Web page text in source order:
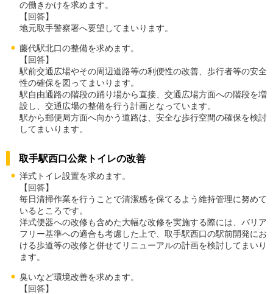
の働きかけを求めます。
【回答】
地元取手警察署へ要望してまいります。
藤代駅北口の整備を求めます。
【回答】
駅前交通広場やその周辺道路等の利便性の改善、歩行者等の安全
性の確保を図ってまいります。
駅自由通路の階段の踊り場から直接、交通広場方面への階段を増
設し、交通広場の整備を行う計画となっています。
駅から郵便局方面へ向かう道路は、安全な歩行空間の確保を検討
してまいります。
取手駅西口公衆トイレの改善
洋式トイレ設置を求めます。
【回答】
毎日清掃作業を行うことで清潔感を保てるよう維持管理に努めて
いるところです。
洋式便器への改修も含めた大幅な改修を実施する際には、バリア
フリー基準への適合も考慮した上で、取手駅西口の駅前開発にお
ける歩道等の改修と併せてリニューアルの計画を検討してまいり
ます。
臭いなど環境改善を求めます。
【回答】